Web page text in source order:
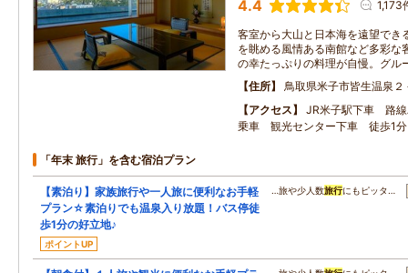
4.4 1,173
客室から大山と日本海を遠望でき
を眺める風情ある南館など多彩な
の幸たっぷりの料理が自慢。グル
住所
鳥取県米子市皆生温泉２
アクセス
JR米子駅下車 路線
乗車 観光センター下車 徒歩1分
「年末 旅行」を含む宿泊プラン
【素泊り】家族旅行や一人旅に便利なお手軽
プラン☆素泊りでも温泉入り放題！バス停徒
歩1分の好立地♪
ポイントUP
…旅や少人数旅行にもピッタ…